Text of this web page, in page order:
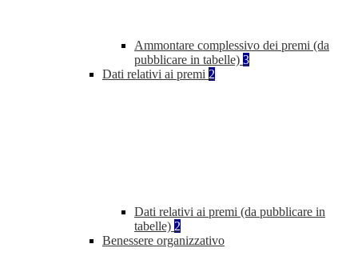
Ammontare complessivo dei premi (da
pubblicare in tabelle) 3
Dati relativi ai premi 2
Dati relativi ai premi (da pubblicare in
tabelle) 2
Benessere organizzativo